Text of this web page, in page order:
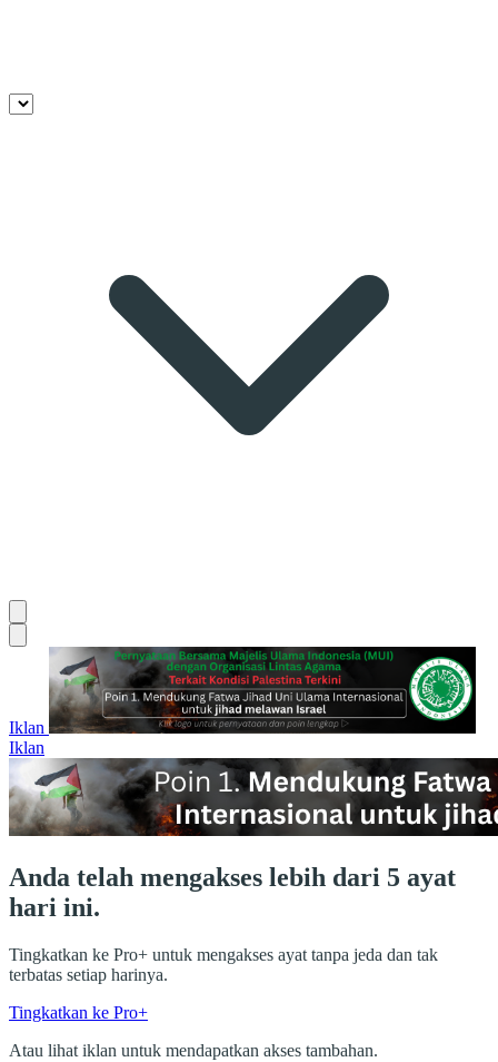
Iklan
Iklan
Anda telah mengakses lebih dari 5 ayat
hari ini.
Tingkatkan ke Pro+ untuk mengakses ayat tanpa jeda dan tak
terbatas setiap harinya.
Tingkatkan ke Pro+
Atau lihat iklan untuk mendapatkan akses tambahan.